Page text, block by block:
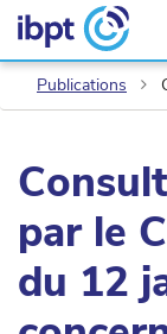
Publications
par le
du 12